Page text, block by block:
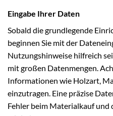
Eingabe Ihrer Daten
Sobald die grundlegende
beginnen Sie mit der
Nutzungshinweise hilfreich
mit großen Datenmengen.
Informationen wie Holzart,
einzutragen. Eine präzise
Fehler beim Materialkauf und